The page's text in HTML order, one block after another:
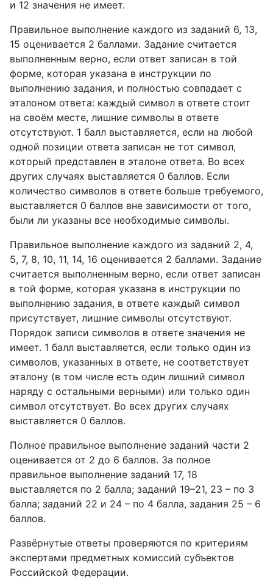
и 12 значения не имеет.
Правильное выполнение каждого из заданий 6, 13,
15 оценивается 2 баллами. Задание считается
выполненным верно, если ответ записан в той
форме, которая указана в инструкции по
выполнению задания, и полностью совпадает с
эталоном ответа: каждый символ в ответе стоит
на своём месте, лишние символы в ответе
отсутствуют. 1 балл выставляется, если на любой
одной позиции ответа записан не тот символ,
который представлен в эталоне ответа. Во всех
других случаях выставляется 0 баллов. Если
количество символов в ответе больше требуемого,
выставляется 0 баллов вне зависимости от того,
были ли указаны все необходимые символы.
Правильное выполнение каждого из заданий 2, 4,
5, 7, 8, 10, 11, 14, 16 оценивается 2 баллами. Задание
считается выполненным верно, если ответ записан
в той форме, которая указана в инструкции по
выполнению задания, в ответе каждый символ
присутствует, лишние символы отсутствуют.
Порядок записи символов в ответе значения не
имеет. 1 балл выставляется, если только один из
символов, указанных в ответе, не соответствует
эталону (в том числе есть один лишний символ
наряду с остальными верными) или только один
символ отсутствует. Во всех других случаях
выставляется 0 баллов.
Полное правильное выполнение заданий части 2
оценивается от 2 до 6 баллов. За полное
правильное выполнение заданий 17, 18
выставляется по 2 балла; заданий 19–21, 23 – по 3
балла; заданий 22 и 24 – по 4 балла, задания 25 – 6
баллов.
Развёрнутые ответы проверяются по критериям
экспертами предметных комиссий субъектов
Российской Федерации.